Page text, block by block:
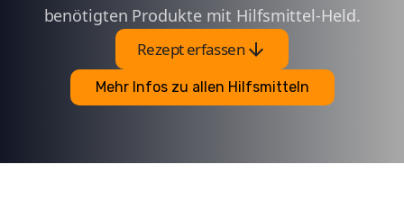
benötigten Produkte mit Hilfsmittel-Held.
Rezept erfassenarrow_downward
Mehr Infos zu allen Hilfsmitteln